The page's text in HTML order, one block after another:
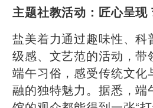
主题社教活动：匠心呈
盐美着力通过趣味性、科
级感、文艺范的活动，带
端午习俗，感受传统文化
融的独特魅力。据悉，端